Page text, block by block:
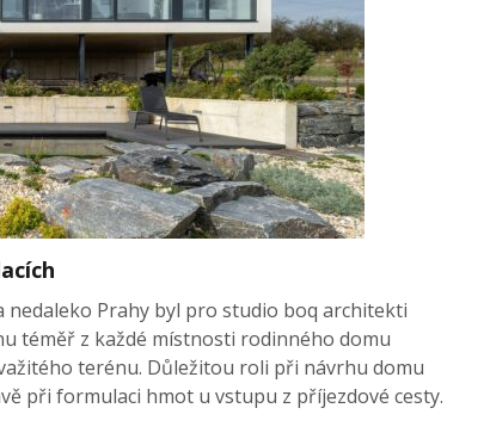
nedaleko Prahy byl pro studio boq architekti
téměř z každé místnosti rodinného domu
terénu. Důležitou roli při návrhu domu
při formulaci hmot u vstupu z příjezdové cesty.